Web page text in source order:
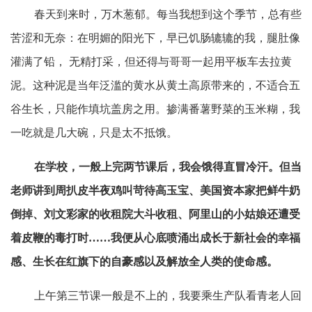
春天到来时，万木葱郁。每当我想到这个季节，总有些
苦涩和无奈：在明媚的阳光下，早已饥肠辘辘的我，腿肚像
灌满了铅， 无精打采，但还得与哥哥一起用平板车去拉黄
泥。这种泥是当年泛滥的黄水从黄土高原带来的，不适合五
谷生长，只能作填坑盖房之用。掺满番薯野菜的玉米糊，我
一吃就是几大碗，只是太不抵饿。
在学校，一般上完两节课后，我会饿得直冒冷汗。但当
老师讲到周扒皮半夜鸡叫苛待高玉宝、美国资本家把鲜牛奶
倒掉、刘文彩家的收租院大斗收租、阿里山的小姑娘还遭受
着皮鞭的毒打时……我便从心底喷涌出成长于新社会的幸福
感、生长在红旗下的自豪感以及解放全人类的使命感。
上午第三节课一般是不上的，我要乘生产队看青老人回